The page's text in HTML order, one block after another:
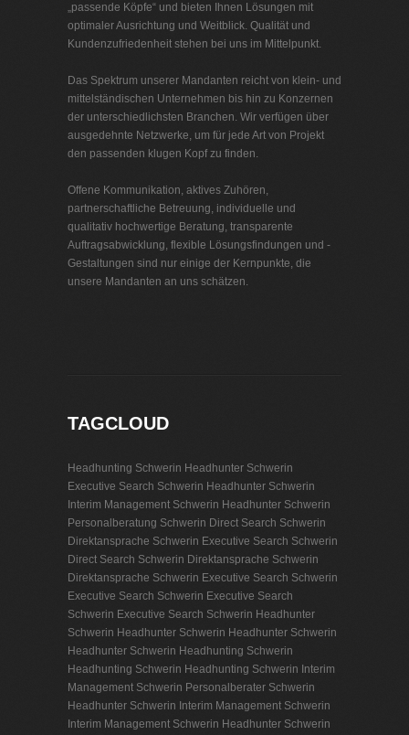
„passende Köpfe“ und bieten Ihnen Lösungen mit
optimaler Ausrichtung und Weitblick. Qualität und
Kundenzufriedenheit stehen bei uns im Mittelpunkt.
Das Spektrum unserer Mandanten reicht von klein- und
mittelständischen Unternehmen bis hin zu Konzernen
der unterschiedlichsten Branchen. Wir verfügen über
ausgedehnte Netzwerke, um für jede Art von Projekt
den passenden klugen Kopf zu finden.
Offene Kommunikation, aktives Zuhören,
partnerschaftliche Betreuung, individuelle und
qualitativ hochwertige Beratung, transparente
Auftragsabwicklung, flexible Lösungsfindungen und -
Gestaltungen sind nur einige der Kernpunkte, die
unsere Mandanten an uns schätzen.
TAGCLOUD
Headhunting Schwerin Headhunter Schwerin
Executive Search Schwerin Headhunter Schwerin
Interim Management Schwerin Headhunter Schwerin
Personalberatung Schwerin Direct Search Schwerin
Direktansprache Schwerin Executive Search Schwerin
Direct Search Schwerin Direktansprache Schwerin
Direktansprache Schwerin Executive Search Schwerin
Executive Search Schwerin Executive Search
Schwerin Executive Search Schwerin Headhunter
Schwerin Headhunter Schwerin Headhunter Schwerin
Headhunter Schwerin Headhunting Schwerin
Headhunting Schwerin Headhunting Schwerin Interim
Management Schwerin Personalberater Schwerin
Headhunter Schwerin Interim Management Schwerin
Interim Management Schwerin Headhunter Schwerin